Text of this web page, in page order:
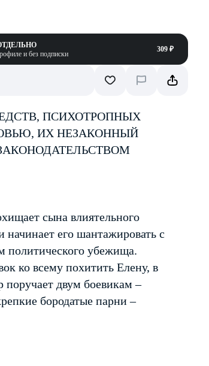
и без подписки
309 ₽
ПСИХОТРОПНЫХ
ИХ НЕЗАКОННЫЙ
сына влиятельного
начинает его шантажировать с
политического убежища.
ко всему похитить Елену, в
двум боевикам –
бородатые парни –